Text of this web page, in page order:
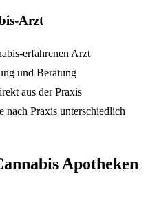
Arzt
erfahrenen Arzt
und Beratung
aus der Praxis
nach Praxis unterschiedlich
Apotheken